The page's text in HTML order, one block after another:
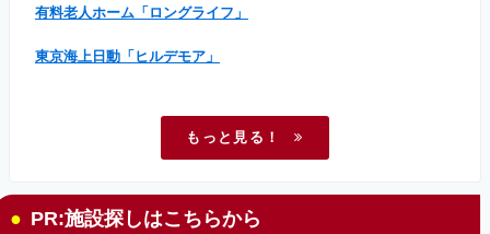
有料老人ホーム「ロングライフ」
東京海上日動「ヒルデモア」
もっと見る！
PR:施設探しはこちらから